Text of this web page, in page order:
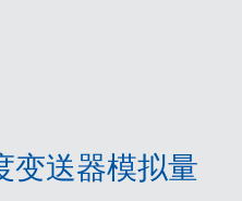
变送器模拟量